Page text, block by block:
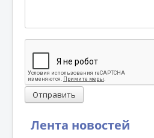
Лента новостей
Отправить